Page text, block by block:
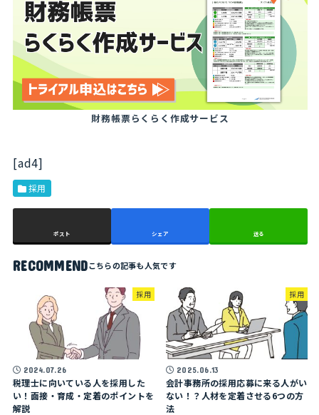
財務帳票らくらく作成サービス
[ad4]
採用
ポスト シェア 送る
RECOMMEND
採用
2024.07.26
税理士に向いている人を採用した
い！面接・育成・定着のポイントを
解説
採用
2025.06.13
会計事務所の採用応募に来る人がい
ない！？人材を定着させる6つの方
法